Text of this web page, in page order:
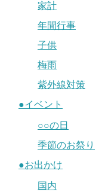
家計
年間行事
子供
梅雨
紫外線対策
●イベント
○○の日
季節のお祭り
●お出かけ
国内